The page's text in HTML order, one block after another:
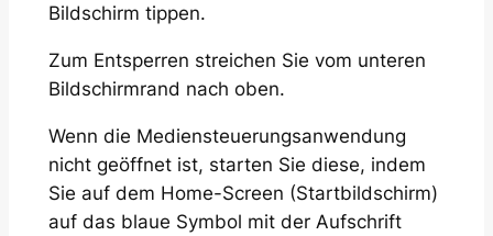
Bildschirm tippen.
Zum Entsperren streichen Sie vom unteren
Bildschirmrand nach oben.
Wenn die Mediensteuerungsanwendung
nicht geöffnet ist, starten Sie diese, indem
Sie auf dem Home-Screen (Startbildschirm)
auf das blaue Symbol mit der Aufschrift